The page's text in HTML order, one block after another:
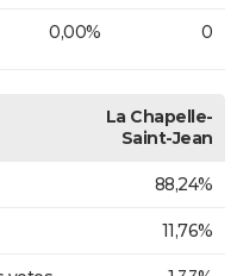
0,00% 0
La Chapelle-
Saint-Jean
88,24%
11,76%